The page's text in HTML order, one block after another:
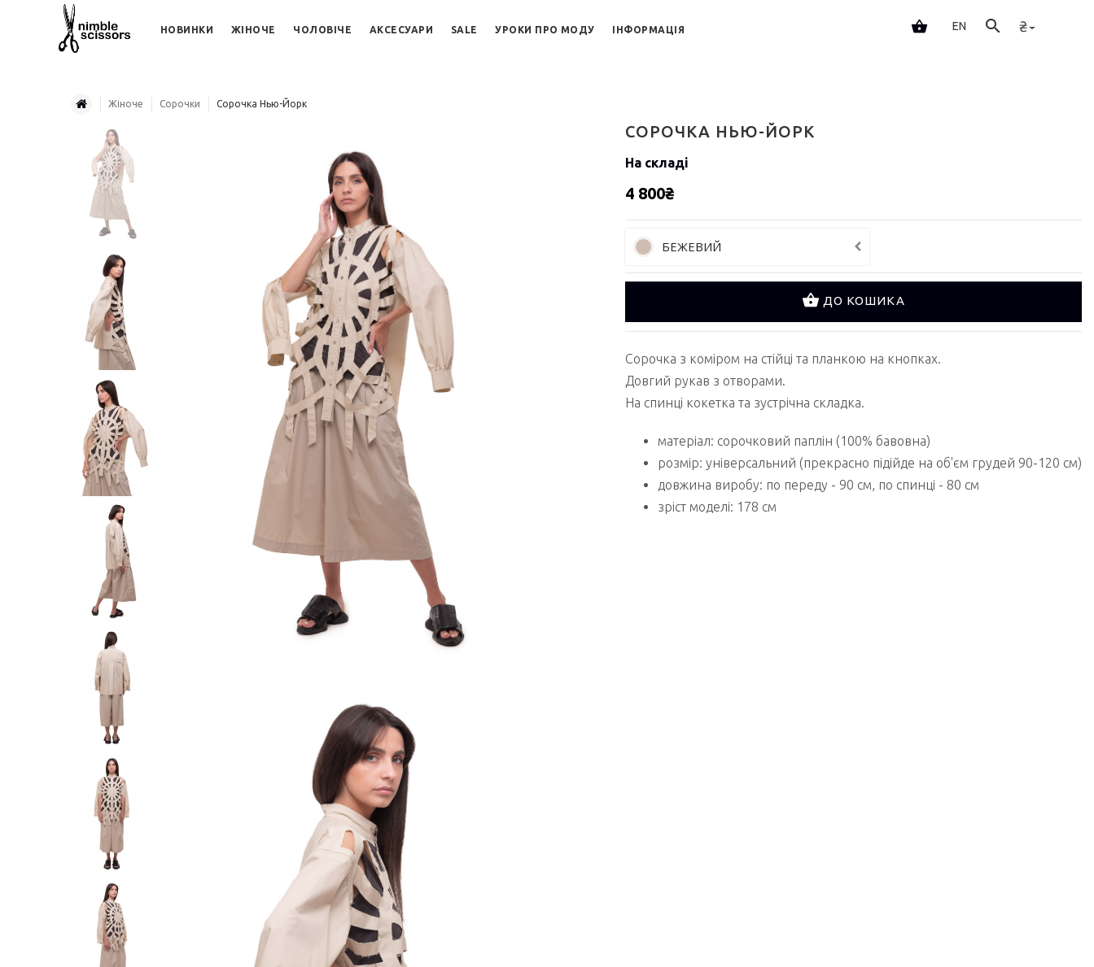
НОВИНКИ ЖІНОЧЕ ЧОЛОВІЧЕ АКСЕСУАРИ SALE УРОКИ ПРО МОДУ ІНФОРМАЦІЯ ₴
EN
Жіноче Сорочки Сорочка Нью-Йорк
СОРОЧКА НЬЮ-ЙОРК
На складі
4 800₴
БЕЖЕВИЙ
ДО КОШИКА
Сорочка з коміром на стійці та планкою на кнопках.
Довгий рукав з отворами.
На спинці кокетка та зустрічна складка.
матеріал: сорочковий паплін (100% бавовна)
розмір: універсальний (прекрасно підійде на об'єм грудей 90-120 см)
довжина виробу: по переду - 90 см, по спинці - 80 см
зріст моделі: 178 см